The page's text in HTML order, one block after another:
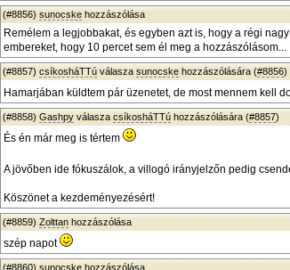
(#8856) sunocske hozzászólása
Remélem a legjobbakat, és egyben azt is, hogy a régi
embereket, hogy 10 percet sem él meg a hozzászólásom...
(#8857) csíkosháTTú válasza sunocske hozzászólására (#8856)
Hamarjában küldtem pár üzenetet, de most mennem kell
(#8858) Gashpy válasza csíkosháTTú hozzászólására (#8857)
És én már meg is tértem
A jövőben ide fókuszálok, a villogó irányjelzőn pedig
Köszönet a kezdeményezésért!
(#8859) Zolttan hozzászólása
szép napot
(#8860) sunocske hozzászólása